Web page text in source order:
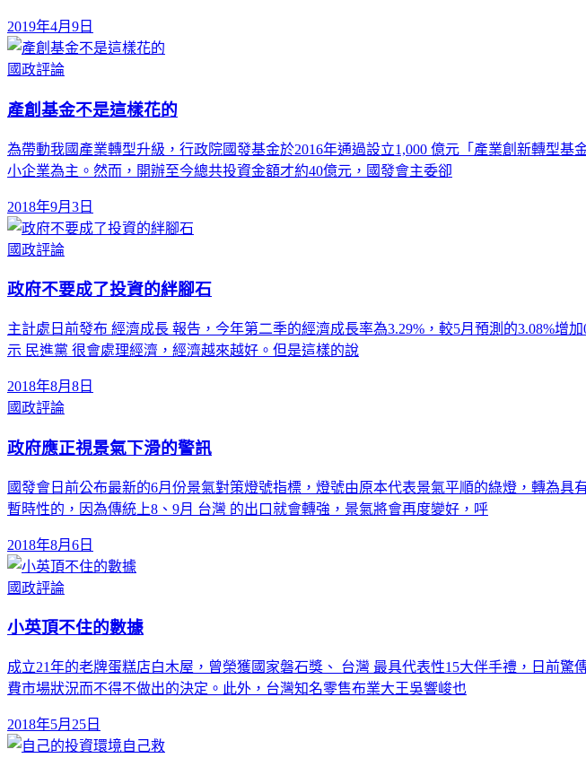
2019年4月9日
國政評論
產創基金不是這樣花的
為帶動我國產業轉型升級，行政院國發基金於2016年通過設立1,000 億元「產業創新轉型
小企業為主。然而，開辦至今總共投資金額才約40億元，國發會主委卻
2018年9月3日
國政評論
政府不要成了投資的絆腳石
主計處日前發布 經濟成長 報告，今年第二季的經濟成長率為3.29%，較5月預測的3.08%
示 民進黨 很會處理經濟，經濟越來越好。但是這樣的說
2018年8月8日
國政評論
政府應正視景氣下滑的警訊
國發會日前公布最新的6月份景氣對策燈號指標，燈號由原本代表景氣平順的綠燈，轉為
暫時性的，因為傳統上8、9月 台灣 的出口就會轉強，景氣將會再度變好，呼
2018年8月6日
國政評論
小英頂不住的數據
成立21年的老牌蛋糕店白木屋，曾榮獲國家磐石獎、 台灣 最具代表性15大伴手禮，日前
費市場狀況而不得不做出的決定。此外，台灣知名零售布業大王吳響峻也
2018年5月25日